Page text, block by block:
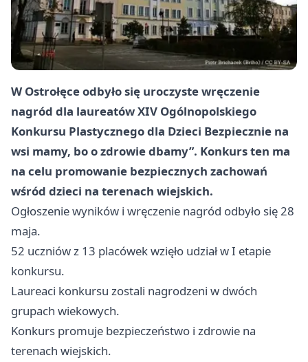
W Ostrołęce odbyło się uroczyste wręczenie
nagród dla laureatów XIV Ogólnopolskiego
Konkursu Plastycznego dla Dzieci Bezpiecznie na
wsi mamy, bo o zdrowie dbamy”. Konkurs ten ma
na celu promowanie bezpiecznych zachowań
wśród dzieci na terenach wiejskich.
Ogłoszenie wyników i wręczenie nagród odbyło się 28
maja.
52 uczniów z 13 placówek wzięło udział w I etapie
konkursu.
Laureaci konkursu zostali nagrodzeni w dwóch
grupach wiekowych.
Konkurs promuje bezpieczeństwo i zdrowie na
terenach wiejskich.